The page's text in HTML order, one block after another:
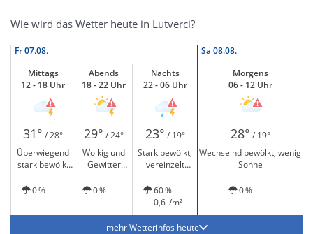
Wie wird das Wetter heute in Lutverci?
Fr07.08. Sa 08.08.
Mittags
12 - 18 Uhr
Abends
18 - 22 Uhr
Nachts
22 - 06 Uhr
Morgens
06 - 12 Uhr
31° / 28° 29° / 24° 23° / 19° 28° / 19°
Überwiegend
stark bewölkt
möglich
Wolkig und
Gewitter
Stark bewölkt,
vereinzelt
und Gewitter
möglich
Wechselnd bewölkt, wenig
Sonne
0 % 0 %
60 %
0,6 l/m²
0 %
mehr Wetterinfos heute